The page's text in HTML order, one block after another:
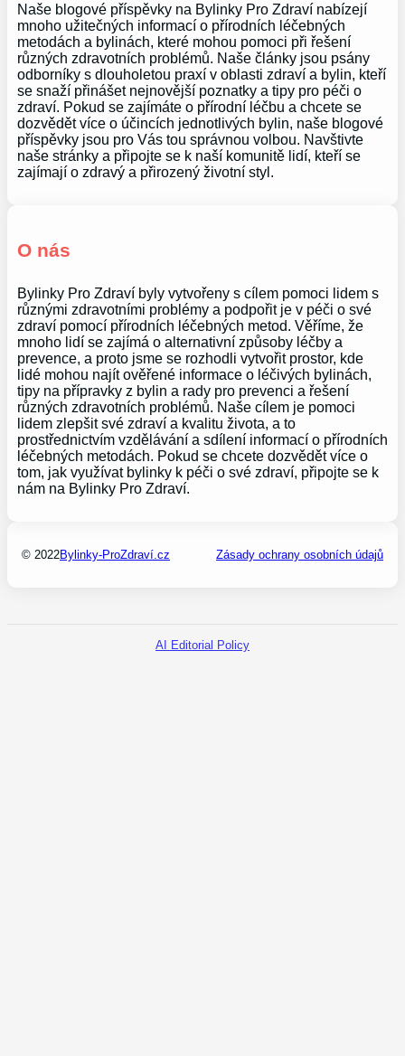
Naše blogové příspěvky na Bylinky Pro Zdraví nabízejí
mnoho užitečných informací o přírodních léčebných
metodách a bylinách, které mohou pomoci při řešení
různých zdravotních problémů. Naše články jsou psány
odborníky s dlouholetou praxí v oblasti zdraví a bylin, kteří
se snaží přinášet nejnovější poznatky a tipy pro péči o
zdraví. Pokud se zajímáte o přírodní léčbu a chcete se
dozvědět více o účincích jednotlivých bylin, naše blogové
příspěvky jsou pro Vás tou správnou volbou. Navštivte
naše stránky a připojte se k naší komunitě lidí, kteří se
zajímají o zdravý a přirozený životní styl.
O nás
Bylinky Pro Zdraví byly vytvořeny s cílem pomoci lidem s
různými zdravotními problémy a podpořit je v péči o své
zdraví pomocí přírodních léčebných metod. Věříme, že
mnoho lidí se zajímá o alternativní způsoby léčby a
prevence, a proto jsme se rozhodli vytvořit prostor, kde
lidé mohou najít ověřené informace o léčivých bylinách,
tipy na přípravky z bylin a rady pro prevenci a řešení
různých zdravotních problémů. Naše cílem je pomoci
lidem zlepšit své zdraví a kvalitu života, a to
prostřednictvím vzdělávání a sdílení informací o přírodních
léčebných metodách. Pokud se chcete dozvědět více o
tom, jak využívat bylinky k péči o své zdraví, připojte se k
nám na Bylinky Pro Zdraví.
© 2022Bylinky-ProZdraví.cz Zásady ochrany osobních údajů
AI Editorial Policy